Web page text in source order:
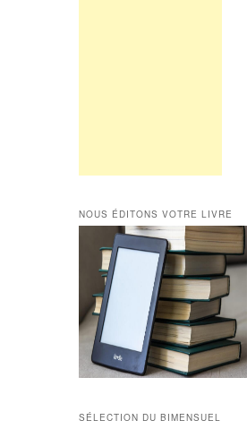
NOUS ÉDITONS VOTRE LIVRE
SÉLECTION DU BIMENSUEL